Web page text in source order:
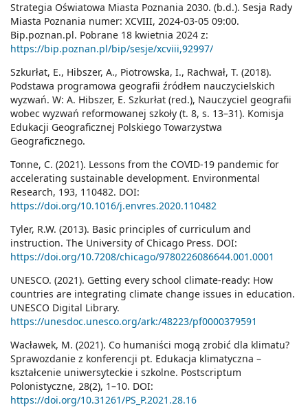
Strategia Oświatowa Miasta Poznania 2030. (b.d.). Sesja Rady
Miasta Poznania numer: XCVIII, 2024-03-05 09:00.
Bip.poznan.pl. Pobrane 18 kwietnia 2024 z:
https://bip.poznan.pl/bip/sesje/xcviii,92997/
Szkurłat, E., Hibszer, A., Piotrowska, I., Rachwał, T. (2018).
Podstawa programowa geografii źródłem nauczycielskich
wyzwań. W: A. Hibszer, E. Szkurłat (red.), Nauczyciel geografii
wobec wyzwań reformowanej szkoły (t. 8, s. 13–31). Komisja
Edukacji Geograficznej Polskiego Towarzystwa
Geograficznego.
Tonne, C. (2021). Lessons from the COVID-19 pandemic for
accelerating sustainable development. Environmental
Research, 193, 110482. DOI:
https://doi.org/10.1016/j.envres.2020.110482
Tyler, R.W. (2013). Basic principles of curriculum and
instruction. The University of Chicago Press. DOI:
https://doi.org/10.7208/chicago/9780226086644.001.0001
UNESCO. (2021). Getting every school climate-ready: How
countries are integrating climate change issues in education.
UNESCO Digital Library.
https://unesdoc.unesco.org/ark:/48223/pf0000379591
Wacławek, M. (2021). Co humaniści mogą zrobić dla klimatu?
Sprawozdanie z konferencji pt. Edukacja klimatyczna –
kształcenie uniwersyteckie i szkolne. Postscriptum
Polonistyczne, 28(2), 1–10. DOI:
https://doi.org/10.31261/PS_P.2021.28.16